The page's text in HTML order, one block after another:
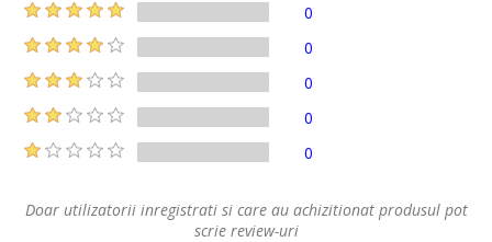
0
0
0
0
0
Doar utilizatorii inregistrati si care au achizitionat produsul pot
scrie review-uri